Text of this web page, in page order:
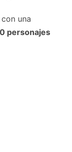
una
personajes